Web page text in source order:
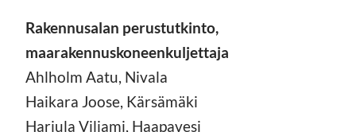
Rakennusalan perustutkinto,
maarakennuskoneenkuljettaja
Ahlholm Aatu, Nivala
Haikara Joose, Kärsämäki
Harjula Viljami, Haapavesi